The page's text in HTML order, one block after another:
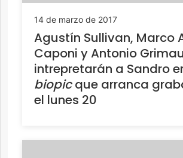
14 de marzo de 2017
Agustín Sullivan, Marco
Caponi y Antonio Grimau
intrepretarán a Sandro
biopicque arranca
el lunes 20